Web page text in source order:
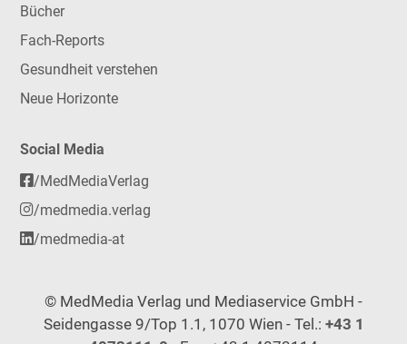
Bücher
Fach-Reports
Gesundheit verstehen
Neue Horizonte
Social Media
/MedMediaVerlag
/medmedia.verlag
/medmedia-at
© MedMedia Verlag und Mediaservice GmbH -
Seidengasse 9/Top 1.1, 1070 Wien - Tel.: +43 1